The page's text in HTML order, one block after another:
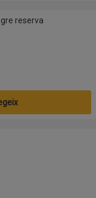
reserva